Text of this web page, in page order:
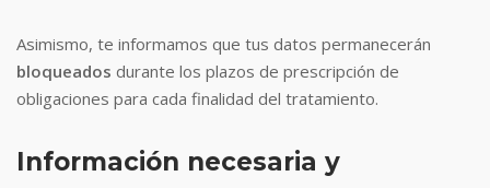
Asimismo, te informamos que tus datos permanecerán
bloqueados durante los plazos de prescripción de
obligaciones para cada finalidad del tratamiento.
Información necesaria y